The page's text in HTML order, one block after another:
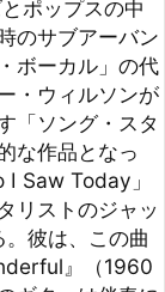
Today」
ストのジャッ
は、この曲
』（1960
ーは伴奏に
るかのよう
ている。特に
のミステリ
。 彼はギタ
レンジャー
（The